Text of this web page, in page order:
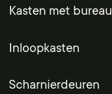
Kasten met bureau
Inloopkasten
Scharnierdeuren